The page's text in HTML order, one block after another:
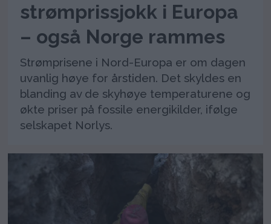
strømprissjokk i Europa
– også Norge rammes
Strømprisene i Nord-Europa er om dagen
uvanlig høye for årstiden. Det skyldes en
blanding av de skyhøye temperaturene og
økte priser på fossile energikilder, ifølge
selskapet Norlys.